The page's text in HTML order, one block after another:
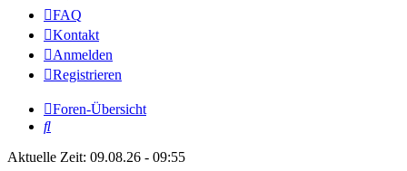
FAQ
Kontakt
Anmelden
Registrieren
Foren-Übersicht
Suche
Aktuelle Zeit: 09.08.26 - 09:55